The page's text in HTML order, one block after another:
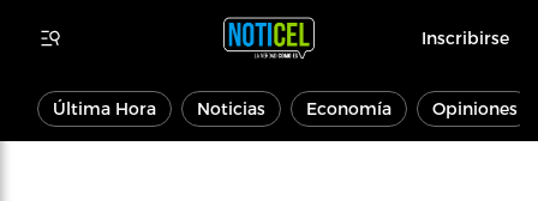
Inscribirse
Última Hora Noticias Economía Opiniones